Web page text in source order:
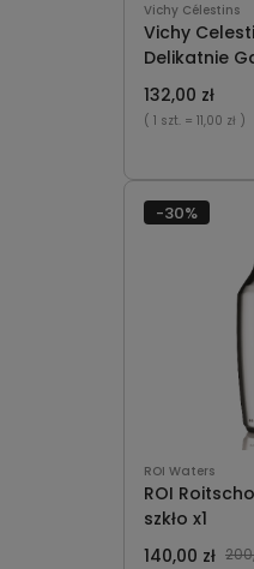
Vichy Célestins
Vichy
Delikatnie
x12
132,00 zł
( 1 szt. = 11,00 zł )
ROI Waters
ROI
szkło x1
140,00 zł
-30%